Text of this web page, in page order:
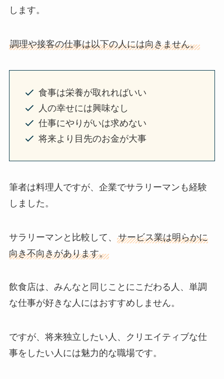
します。
調理や接客の仕事は以下の人には向きません。
食事は栄養が取れればいい
人の幸せには興味なし
仕事にやりがいは求めない
将来より目先のお金が大事
筆者は料理人ですが、企業でサラリーマンも経験
しました。
サラリーマンと比較して、 サービス業は明らかに
向き不向きがあります。
飲食店は、みんなと同じことにこだわる人、単調
な仕事が好きな人にはおすすめしません。
ですが、将来独立したい人、クリエイティブな仕
事をしたい人には魅力的な職場です。